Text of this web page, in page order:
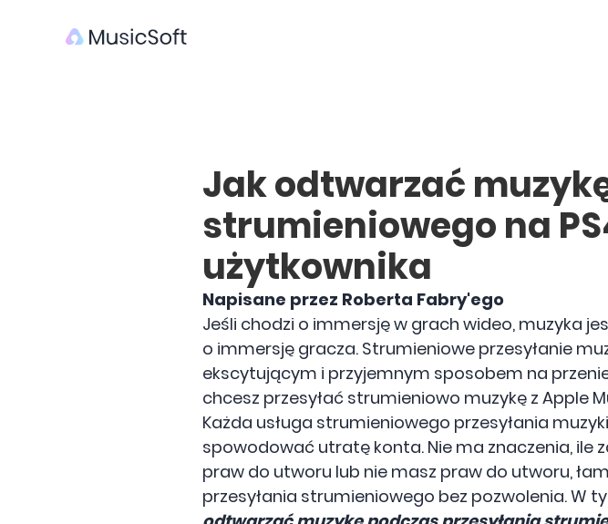
Jak odtwarzać
strumieniowego na
użytkownika
Napisane przez Roberta Fabry'ego
Jeśli chodzi o immersję w grach wideo, muzyka
o immersję gracza. Strumieniowe przesyłanie
ekscytującym i przyjemnym sposobem na
chcesz przesyłać strumieniowo muzykę z Apple
Każda usługa strumieniowego przesyłania
spowodować utratę konta. Nie ma znaczenia, ile
praw do utworu lub nie masz praw do utworu,
przesyłania strumieniowego bez pozwolenia. W